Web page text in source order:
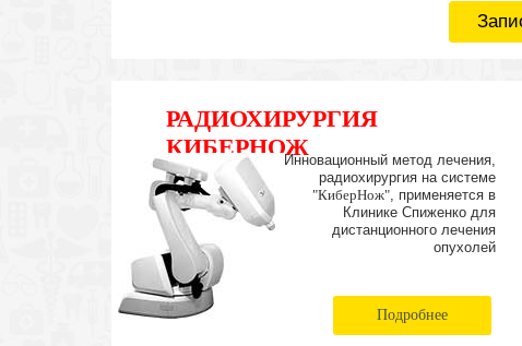
РАДИОХИРУРГИЯ
КИБЕРНОЖИнновационный метод лечения,
радиохирургия на системе
"КиберНож" , применяется в
Клинике Спиженко для
дистанционного лечения
опухолей
Подробнее